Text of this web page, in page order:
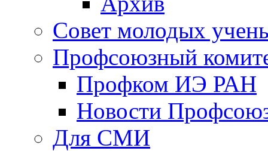
Совет молодых
Профсоюзный
Профком ИЭ РАН
Новости
Для СМИ